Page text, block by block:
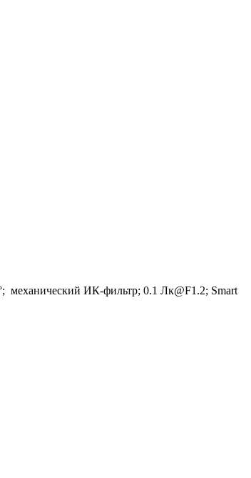
механический ИК-фильтр; 0.1 Лк@F1.2; Smart